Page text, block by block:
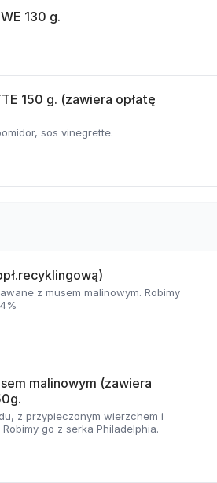
130 g.
150 g. (zawiera opłatę
sos vinegrette.
z musem malinowym. Robimy
malinowym (zawiera
z przypieczonym wierzchem i
go z serka Philadelphia.